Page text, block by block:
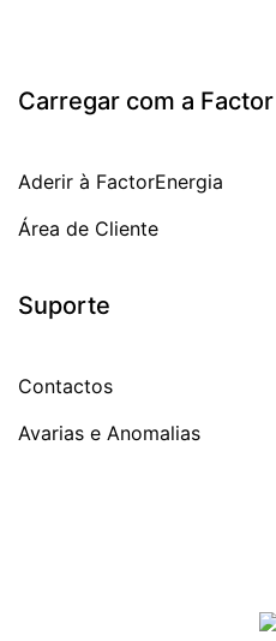
Carregar com a Factor
Aderir à FactorEnergia
Área de Cliente
Suporte
Contactos
Avarias e Anomalias